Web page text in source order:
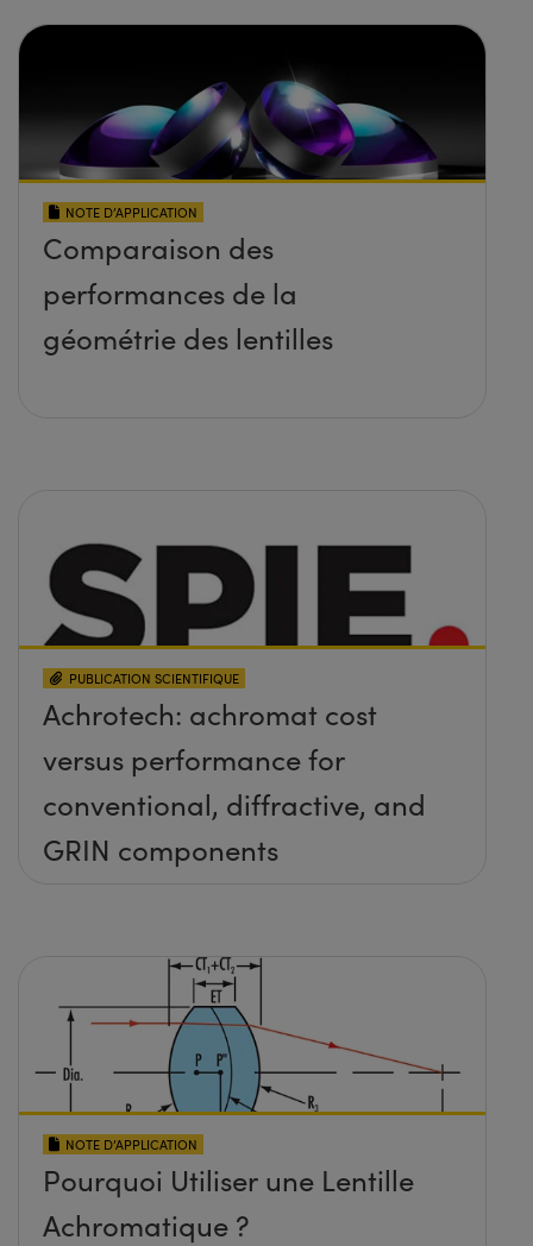
NOTE D’APPLICATION
Comparaison des
performances de la
géométrie des lentilles
PUBLICATION SCIENTIFIQUE
Achrotech: achromat cost
versus performance for
conventional, diffractive, and
GRIN components
NOTE D’APPLICATION
Pourquoi Utiliser une Lentille
Achromatique ?